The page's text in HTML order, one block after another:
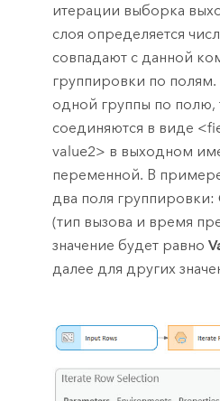
итерации выборка
слоя определяется
совпадают с данной
группировки по полям.
одной группы по полю,
соединяются в виде
value2> в выходном
переменной. В
два поля группировки:
(тип вызова и время
значение будет равно
далее для других